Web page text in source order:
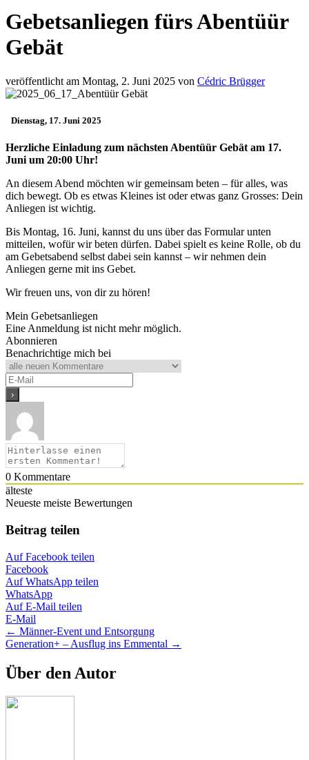
Gebetsanliegen fürs Abentüür
Gebät
veröffentlicht am Montag, 2. Juni 2025 von Cédric Brügger
Dienstag, 17. Juni 2025
Herzliche Einladung zum nächsten Abentüür Gebät am 17.
Juni um 20:00 Uhr!
An diesem Abend möchten wir gemeinsam beten – für alles, was
dich bewegt. Ob es etwas Kleines ist oder etwas ganz Grosses: Dein
Anliegen ist wichtig.
Bis Montag, 16. Juni, kannst du uns über das Formular unten
mitteilen, wofür wir beten dürfen. Dabei spielt es keine Rolle, ob du
am Gebetsabend selbst dabei sein kannst – wir nehmen dein
Anliegen gerne mit ins Gebet.
Wir freuen uns, von dir zu hören!
Mein Gebetsanliegen
Eine Anmeldung ist nicht mehr möglich.
Abonnieren
Benachrichtige mich bei
0 Kommentare
älteste
Neueste meiste Bewertungen
Beitrag teilen
Auf Facebook teilen
Facebook
Auf WhatsApp teilen
WhatsApp
Auf E-Mail teilen
E-Mail
Posts
navigation
← Männer-Event und Entsorgung
Generation+ – Ausflug ins Emmental →
Über den Autor